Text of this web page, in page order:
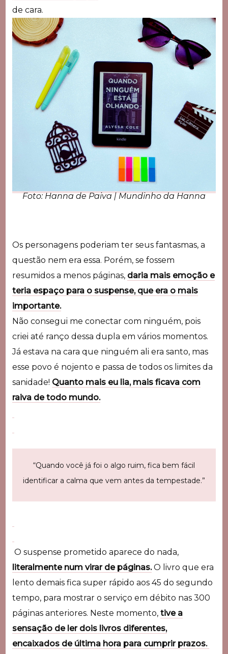
de cara.
Foto: Hanna de Paiva | Mundinho da Hanna
Os personagens poderiam ter seus fantasmas, a
questão nem era essa. Porém, se fossem
resumidos a menos páginas, daria mais emoção e
teria espaço para o suspense, que era o mais
importante.
Não consegui me conectar com ninguém, pois
criei até ranço dessa dupla em vários momentos.
Já estava na cara que ninguém ali era santo, mas
esse povo é nojento e passa de todos os limites da
sanidade! Quanto mais eu lia, mais ficava com
raiva de todo mundo.
“Quando você já foi o algo ruim, fica bem fácil
identificar a calma que vem antes da tempestade.”
O suspense prometido aparece do nada,
literalmente num virar de páginas.O livro que era
lento demais fica super rápido aos 45 do segundo
tempo, para mostrar o serviço em débito nas 300
páginas anteriores. Neste momento, tive a
sensação de ler dois livros diferentes,
encaixados de última hora para cumprir prazos.